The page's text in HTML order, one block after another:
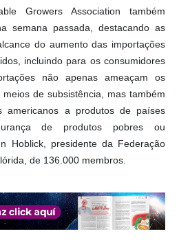
Growers Association também
semana passada, destacando as
do aumento das importações
incluindo para os consumidores
não apenas ameaçam os
de subsistência, mas também
americanos a produtos de países
de produtos pobres ou
Hoblick, presidente da Federação
de 136.000 membros.